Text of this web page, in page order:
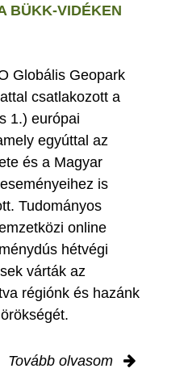
BÜKK-VIDÉKEN
Globális Geopark
csatlakozott a
1.) európai
egyúttal az
és a Magyar
is
Tudományos
online
hétvégi
várták az
régiónk és hazánk
Tovább olvasom